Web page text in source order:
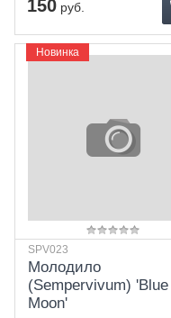
150 руб.
Новинка
SPV023
Молодило
(Sempervivum) 'Blue
Moon'